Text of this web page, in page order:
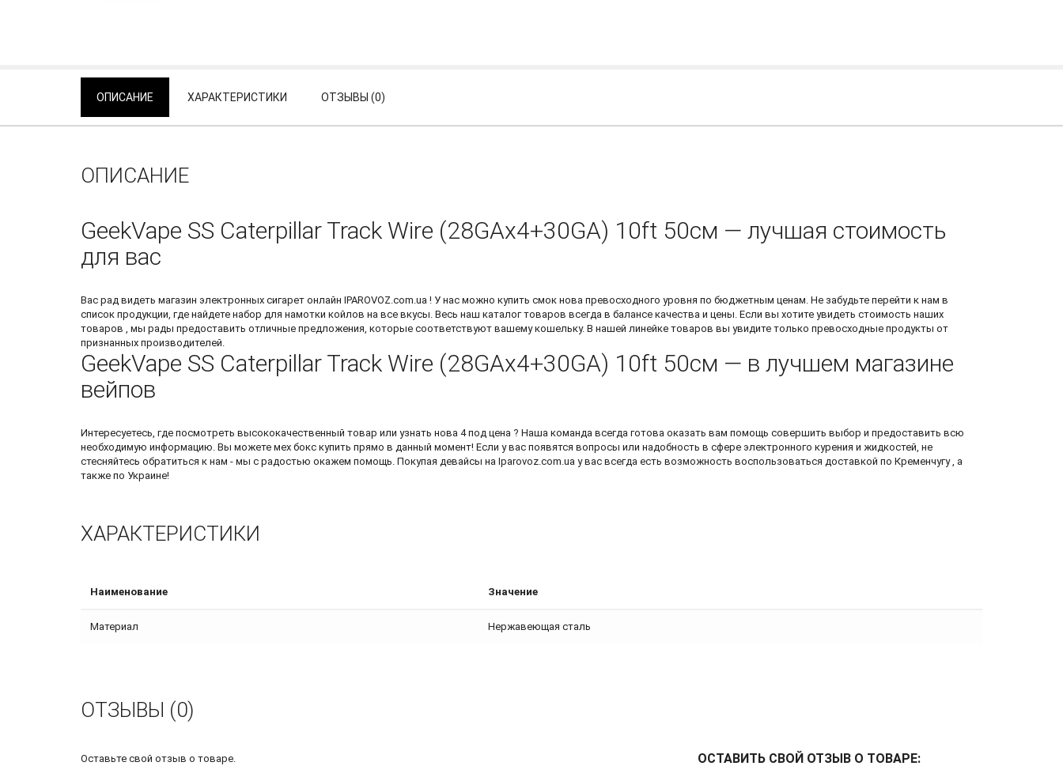
ОПИСАНИЕ ХАРАКТЕРИСТИКИ ОТЗЫВЫ (0)
ОПИСАНИЕ
GeekVape SS Caterpillar Track Wire (28GAx4+30GA) 10ft 50см — лучшая стоимость
для вас
Вас рад видеть магазин электронных сигарет онлайн IPAROVOZ.com.ua ! У нас можно купить смок нова превосходного уровня по бюджетным ценам. Не забудьте перейти к нам в
список продукции, где найдете набор для намотки койлов на все вкусы. Весь наш каталог товаров всегда в балансе качества и цены. Если вы хотите увидеть стоимость наших
товаров , мы рады предоставить отличные предложения, которые соответствуют вашему кошельку. В нашей линейке товаров вы увидите только превосходные продукты от
признанных производителей.
GeekVape SS Caterpillar Track Wire (28GAx4+30GA) 10ft 50см — в лучшем магазине
вейпов
Интересуетесь, где посмотреть высококачественный товар или узнать нова 4 под цена ? Наша команда всегда готова оказать вам помощь совершить выбор и предоставить всю
необходимую информацию. Вы можете мех бокс купить прямо в данный момент! Если у вас появятся вопросы или надобность в сфере электронного курения и жидкостей, не
стесняйтесь обратиться к нам - мы с радостью окажем помощь. Покупая девайсы на Iparovoz.com.ua у вас всегда есть возможность воспользоваться доставкой по Кременчугу , а
также по Украине!
ХАРАКТЕРИСТИКИ
Наименование Значение
Материал Нержавеющая сталь
ОТЗЫВЫ (0)
Оставьте свой отзыв о товаре. ОСТАВИТЬ СВОЙ ОТЗЫВ О ТОВАРЕ: